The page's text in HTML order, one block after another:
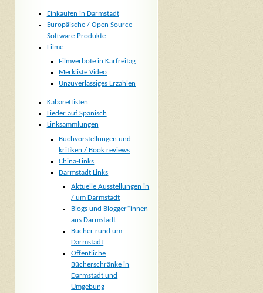
Einkaufen in Darmstadt
Europäische / Open Source
Software-Produkte
Filme
Filmverbote in Karfreitag
Merkliste Video
Unzuverlässiges Erzählen
Kabarettisten
Lieder auf Spanisch
Linksammlungen
Buchvorstellungen und -
kritiken / Book reviews
China-Links
Darmstadt Links
Aktuelle Ausstellungen in
/ um Darmstadt
Blogs und Blogger*innen
aus Darmstadt
Bücher rund um
Darmstadt
Öffentliche
Bücherschränke in
Darmstadt und
Umgebung